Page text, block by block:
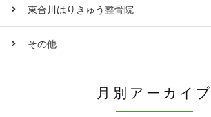
東合川はりきゅう整骨院
その他
月別アーカイブ